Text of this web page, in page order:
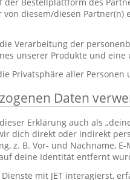
diesem/diesen
Verarbeitung der
unserer Produkte und eine
Privatsphäre aller
Daten
Erklärung auch als
dich direkt oder indirekt
z. B. Vor- und Nachname,
deine Identität entfernt
mit JET interagierst,